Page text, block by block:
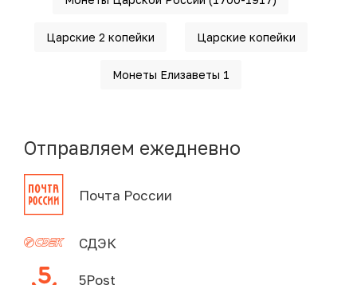
Царские 2 копейки Царские копейки
Монеты Елизаветы 1
Отправляем ежедневно
Почта России
СДЭК
5Post